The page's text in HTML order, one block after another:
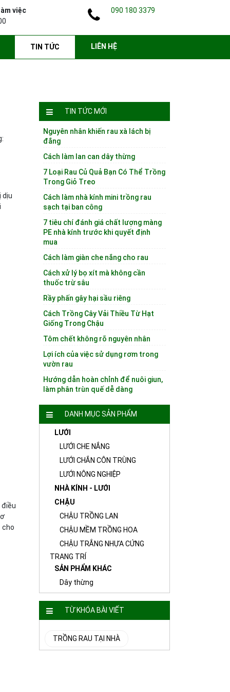
việc
090 180 3379
TIN TỨC LIÊN HỆ
dịu
cho
TIN TỨC MỚI
Nguyên nhân khiến rau xà lách bị
đắng
Cách làm lan can dây thừng
7 Loại Rau Củ Quả Bạn Có Thể Trồng
Trong Giỏ Treo
Cách làm nhà kính mini trồng rau
sạch tại ban công
7 tiêu chí đánh giá chất lượng màng
PE nhà kính trước khi quyết định
mua
Cách làm giàn che nắng cho rau
Cách xử lý bọ xít mà không cần
thuốc trừ sâu
Rầy phấn gây hại sầu riêng
Cách Trồng Cây Vải Thiều Từ Hạt
Giống Trong Chậu
Tôm chết không rõ nguyên nhân
Lợi ích của việc sử dụng rơm trong
vườn rau
Hướng dẫn hoàn chỉnh để nuôi giun,
làm phân trùn quế dễ dàng
DANH MỤC SẢN PHẨM
LƯỚI
LƯỚI CHE NẮNG
LƯỚI CHẮN CÔN TRÙNG
LƯỚI NÔNG NGHIỆP
NHÀ KÍNH - LƯỚI
CHẬU
CHẬU TRỒNG LAN
CHẬU MỀM TRỒNG HOA
CHẬU TRẮNG NHỰA CỨNG
TRANG TRÍ
SẢN PHẨM KHÁC
Dây thừng
TỪ KHÓA BÀI VIẾT
TRỒNG RAU TẠI NHÀ